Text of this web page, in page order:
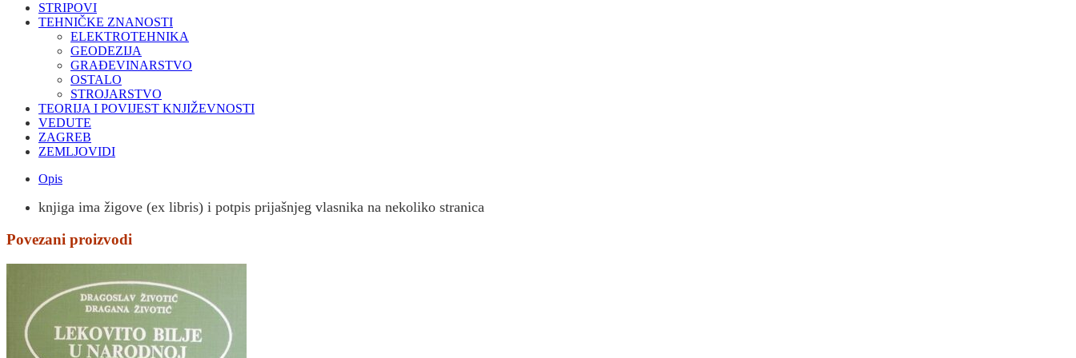
STRIPOVI
TEHNIČKE ZNANOSTI
ELEKTROTEHNIKA
GEODEZIJA
GRAĐEVINARSTVO
OSTALO
STROJARSTVO
TEORIJA I POVIJEST KNJIŽEVNOSTI
VEDUTE
ZAGREB
ZEMLJOVIDI
Opis
knjiga ima žigove (ex libris) i potpis prijašnjeg vlasnika na nekoliko stranica
Povezani proizvodi